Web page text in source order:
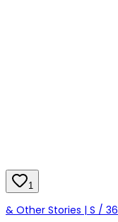
1
& Other Stories | S / 36